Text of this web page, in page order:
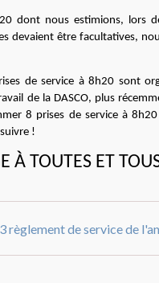
dont nous estimions, lors
devaient être facultatives,
de service à 8h20 sont
de la DASCO, plus
8 prises de service à
!
À TOUTES ET